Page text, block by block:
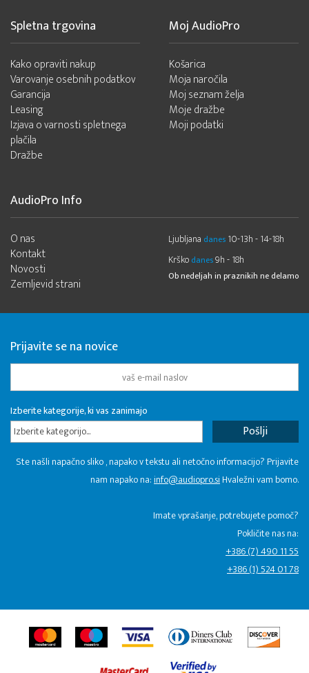
Spletna trgovina
Kako opraviti nakup
Varovanje osebnih podatkov
Garancija
Leasing
Izjava o varnosti spletnega
plačila
Dražbe
Moj AudioPro
Košarica
Moja naročila
Moj seznam želja
Moje dražbe
Moji podatki
AudioPro Info
O nas
Kontakt
Novosti
Zemljevid strani
Ljubljana danes 10-13h - 14-18h
Krško danes9h - 18h
Ob nedeljah in praznikih ne delamo
Prijavite se na novice
Izberite kategorije, ki vas zanimajo
Izberite kategorijo...
Ste našli napačno sliko , napako v tekstu ali netočno informacijo? Prijavite
nam napako na:info@audiopro.siHvaležni vam bomo.
Imate vprašanje, potrebujete pomoč?
Pokličite nas na:
+386 (7) 490 11 55
+386 (1) 524 01 78